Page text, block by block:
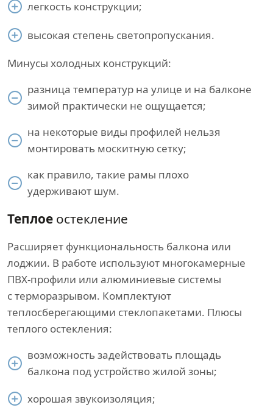
легкость конструкции;
высокая степень светопропускания.
Минусы холодных конструкций:
разница температур на улице и на балконе
зимой практически не ощущается;
на некоторые виды профилей нельзя
монтировать москитную сетку;
как правило, такие рамы плохо
удерживают шум.
Теплое остекление
Расширяет функциональность балкона или
лоджии. В работе используют многокамерные
ПВХ-профили или алюминиевые системы
с терморазрывом. Комплектуют
теплосберегающими стеклопакетами. Плюсы
теплого остекления:
возможность задействовать площадь
балкона под устройство жилой зоны;
хорошая звукоизоляция;